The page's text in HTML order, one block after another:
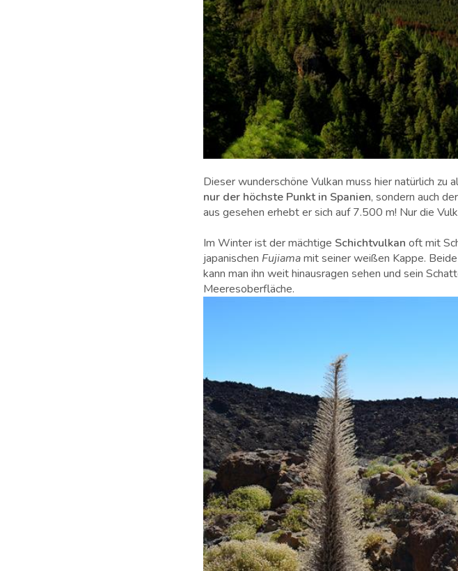
Dieser wunderschöne Vulkan muss hier natürlich
nur der höchste Punkt in Spanien, sondern auch der
aus gesehen erhebt er sich auf 7.500 m! Nur die
Im Winter ist der mächtige Schichtvulkan oft mit
japanischen Fujiamamit seiner weißen Kappe.
kann man ihn weit hinausragen sehen und sein
Meeresoberfläche.